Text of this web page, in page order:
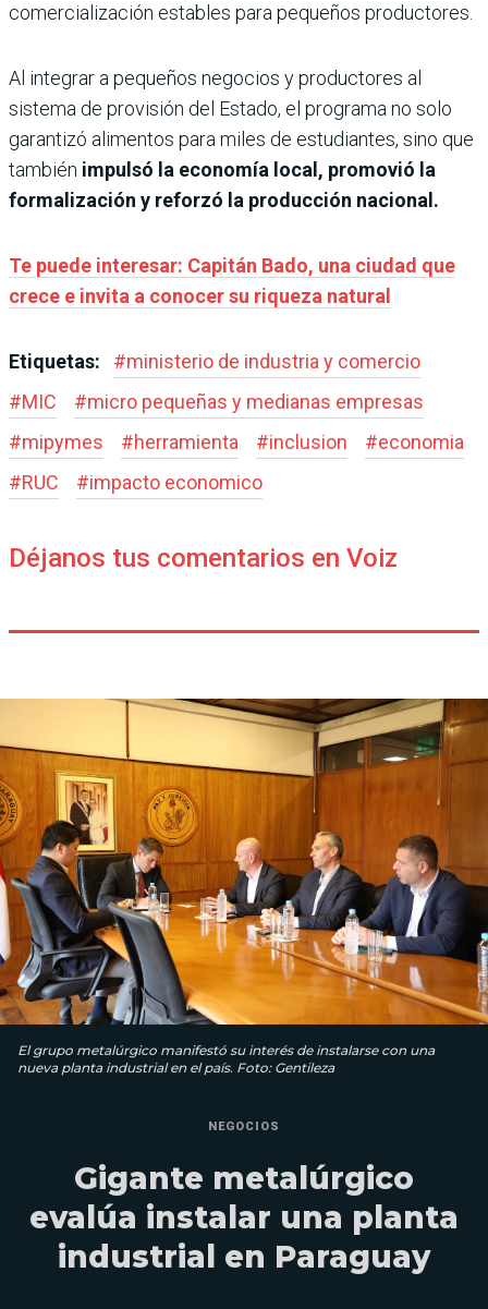
comercialización estables para pequeños productores.
Al integrar a pequeños negocios y productores al
sistema de provisión del Estado, el programa no solo
garantizó alimentos para miles de estudiantes, sino que
también impulsó la economía local, promovió la
formalización y reforzó la producción nacional.
Te puede interesar: Capitán Bado, una ciudad que
crece e invita a conocer su riqueza natural
Etiquetas: #ministerio de industria y comercio
#MIC #micro pequeñas y medianas empresas
#mipymes #herramienta #inclusion #economia
#RUC #impacto economico
Déjanos tus comentarios en Voiz
El grupo metalúrgico manifestó su interés de instalarse con una
nueva planta industrial en el país. Foto: Gentileza
NEGOCIOS
Gigante metalúrgico
evalúa instalar una planta
industrial en Paraguay